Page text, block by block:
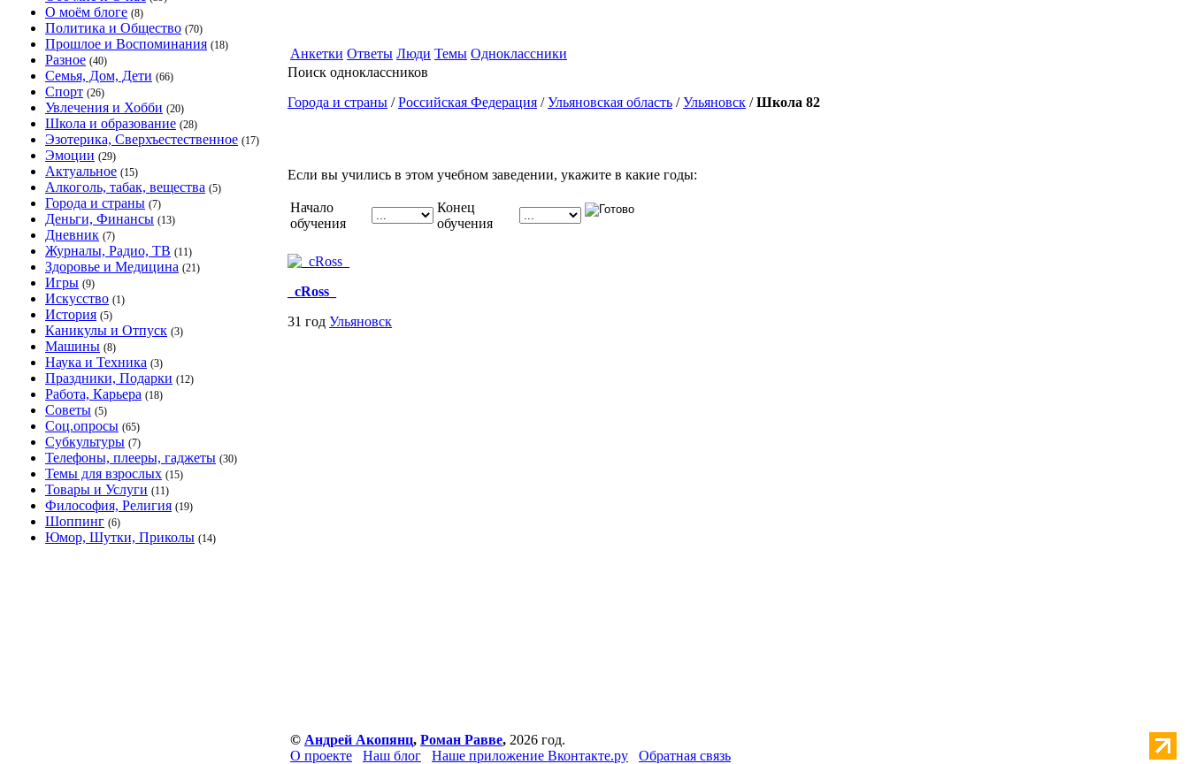
О моём блоге (8)
Политика и Общество (70)
Прошлое и Воспоминания (18)
Разное (40)
Семья, Дом, Дети (66)
Спорт (26)
Увлечения и Хобби (20)
Школа и образование (28)
Эзотерика, Сверхъестественное (17)
Эмоции (29)
Актуальное (15)
Алкоголь, табак, вещества (5)
Города и страны (7)
Деньги, Финансы (13)
Дневник (7)
Журналы, Радио, ТВ (11)
Здоровье и Медицина (21)
Игры (9)
Искусство (1)
История (5)
Каникулы и Отпуск (3)
Машины (8)
Наука и Техника (3)
Праздники, Подарки (12)
Работа, Карьера (18)
Советы (5)
Соц.опросы (65)
Субкультуры (7)
Телефоны, плееры, гаджеты (30)
Темы для взрослых (15)
Товары и Услуги (11)
Философия, Религия (19)
Шоппинг (6)
Юмор, Шутки, Приколы (14)
Анкетки Ответы Люди Темы Одноклассники
Поиск одноклассников
Города и страны /Российская Федерация /Ульяновская область /Ульяновск /Школа 82
Если вы учились в этом учебном заведении, укажите в какие годы:
Начало
обучения
Конец
обучения
_cRoss_
31 год Ульяновск
© Андрей Акопянц, Роман Равве, 2026 год.
О проекте
Наш блог Наше приложение Вконтакте.ру Обратная связь